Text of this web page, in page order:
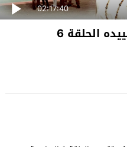
02:17:40
الحلقة 6